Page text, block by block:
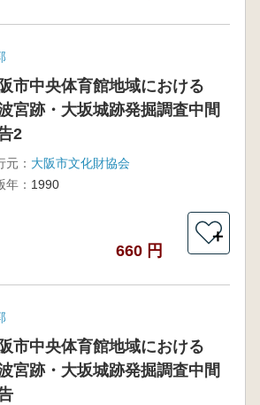
市中央体育館地域における
宮跡・大坂城跡発掘調査中間
2
元： 大阪市文化財協会
年： 1990
660 円
＋
市中央体育館地域における
宮跡・大坂城跡発掘調査中間